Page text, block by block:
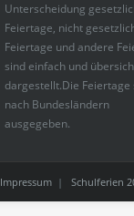
Unterscheidung
Feiertage, nicht
Feiertage und andere
sind einfach und
dargestellt.Die Feiertage
nach Bundesländern
ausgegeben.
Impressum | Schulferien